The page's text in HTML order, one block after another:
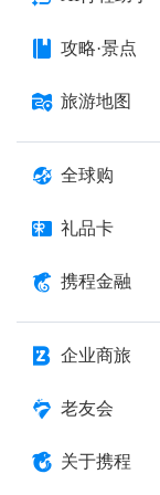
攻略·景点
旅游地图
全球购
礼品卡
携程金融
企业商旅
老友会
关于携程